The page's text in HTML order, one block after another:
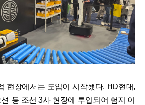
현장에서는 도입이 시작됐다. HD현대,
등 조선 3사 현장에 투입되어 험지 이